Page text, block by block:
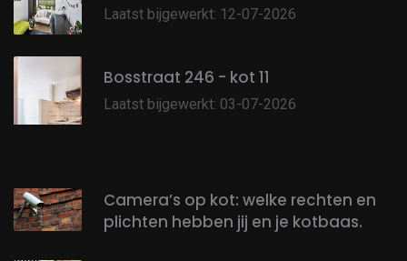
Laatst bijgewerkt: 12-07-2026
Bosstraat 246 - kot 11
Laatst bijgewerkt: 03-07-2026
Camera’s op kot: welke rechten en
plichten hebben jij en je kotbaas.